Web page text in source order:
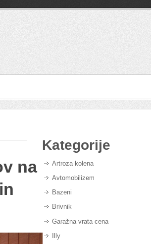
na
Kategorije
Artroza kolena
Avtomobilizem
Bazeni
Brivnik
Garažna vrata cena
Illy